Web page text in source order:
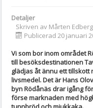
Detaljer
Skriven av Mårten Edberg
Publicerad 20 januari
Vi som bor inom området
till besöksdestinationen
glädjas åt ännu ett
livsmedel. Det är Hans
byn Rödånäs drar igång
förse marknaden med